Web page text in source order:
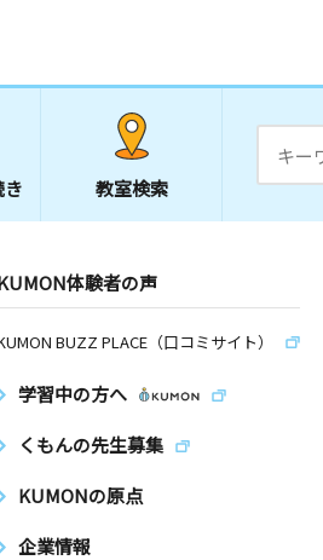
教室検索
体験者の声
BUZZ PLACE（口コミサイト）
学習中の方へ
くもんの先生募集
KUMONの原点
企業情報